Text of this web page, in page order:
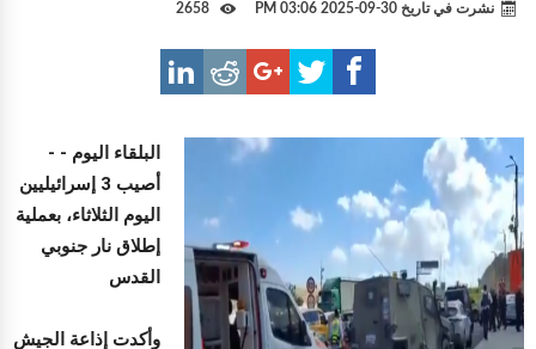
نشرت في تاريخ 30-09-2025 03:06 PM
البلقاء اليوم - -
أصيب 3 إسرائيليين
اليوم الثلاثاء، بعملية
إطلاق نار جنوبي
القدس
وأكدت إذاعة الجيش